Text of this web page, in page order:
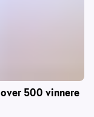
500 vinnere